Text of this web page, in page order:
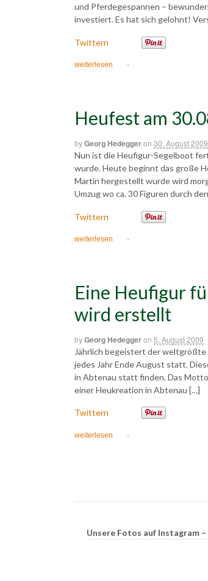
und Pferdegespannen –
investiert. Es hat sich gelohnt!
Twittern
weiterlesen ·
Heufest am
byGeorg Hedeggeron 30. August 2009
Nun ist die Heufigur-Segelboot
wurde. Heute beginnt das große
Martin hergestellt wurde wird
Umzug wo ca. 30 Figuren durch
Twittern
weiterlesen ·
Eine Heufigur
wird erstellt
byGeorg Hedeggeron 5. August 2009
Jährlich begeistert der weltgrößte
jedes Jahr Ende August statt.
in Abtenau statt finden. Das
einer Heukreation in Abtenau […]
Twittern
weiterlesen ·
Unsere Fotos auf Instagram